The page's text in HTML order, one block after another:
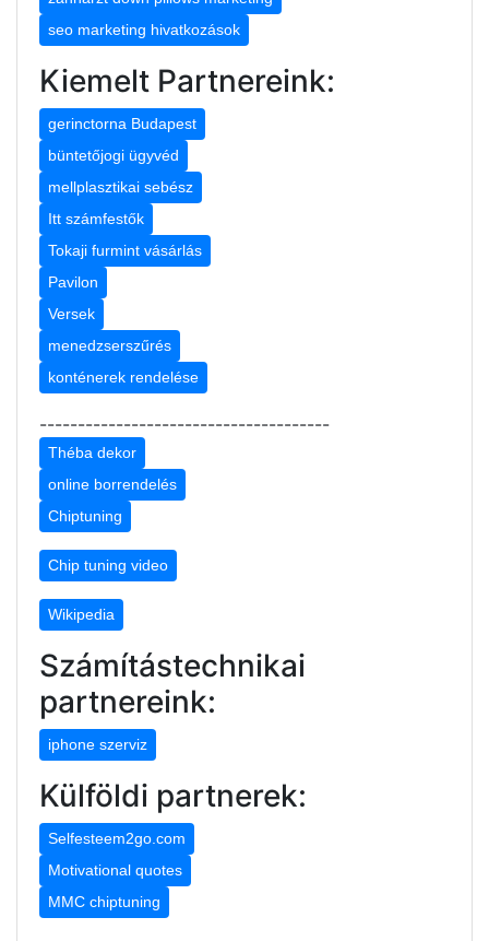
seo marketing hivatkozások
Kiemelt Partnereink:
gerinctorna Budapest
büntetőjogi ügyvéd
mellplasztikai sebész
Itt számfestők
Tokaji furmint vásárlás
Pavilon
Versek
menedzserszűrés
konténerek rendelése
--------------------------------------
Théba dekor
online borrendelés
Chiptuning
Chip tuning video
Wikipedia
Számítástechnikai
partnereink:
iphone szerviz
Külföldi partnerek:
Selfesteem2go.com
Motivational quotes
MMC chiptuning